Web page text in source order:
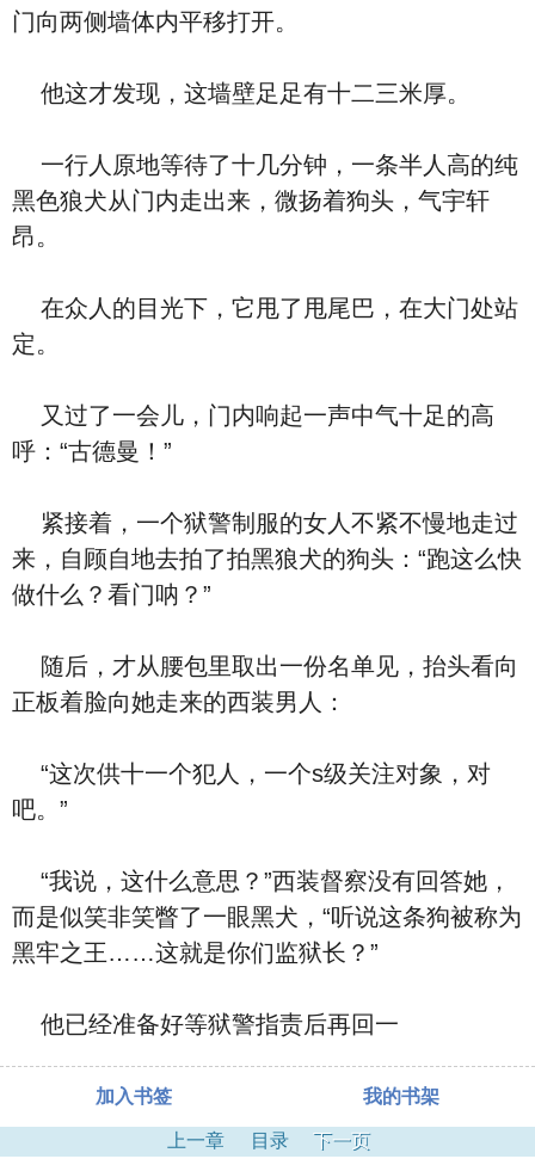
门向两侧墙体内平移打开。
他这才发现，这墙壁足足有十二三米厚。
一行人原地等待了十几分钟，一条半人高的纯
黑色狼犬从门内走出来，微扬着狗头，气宇轩
昂。
在众人的目光下，它甩了甩尾巴，在大门处站
定。
又过了一会儿，门内响起一声中气十足的高
呼：“古德曼！”
紧接着，一个狱警制服的女人不紧不慢地走过
来，自顾自地去拍了拍黑狼犬的狗头：“跑这么快
做什么？看门呐？”
随后，才从腰包里取出一份名单见，抬头看向
正板着脸向她走来的西装男人：
“这次供十一个犯人，一个s级关注对象，对
吧。”
“我说，这什么意思？”西装督察没有回答她，
而是似笑非笑瞥了一眼黑犬，“听说这条狗被称为
黑牢之王……这就是你们监狱长？”
他已经准备好等狱警指责后再回一
加入书签 我的书架
上一章 目录 下一页